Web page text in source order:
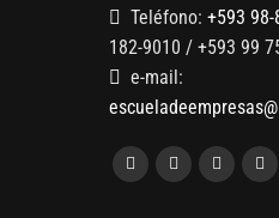
Teléfono: +593
182-9010 / +593 99
e-mail: